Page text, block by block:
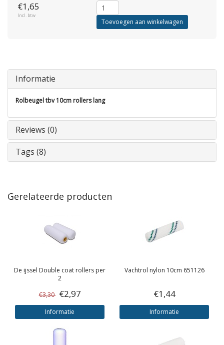
€1,65
Incl. btw
Toevoegen aan winkelwagen
Informatie
Rolbeugel tbv 10cm rollers lang
Reviews (0)
Tags (8)
Gerelateerde producten
De ijssel Double coat rollers per
2
€3,30 €2,97
Informatie
Vachtrol nylon 10cm 651126
€1,44
Informatie